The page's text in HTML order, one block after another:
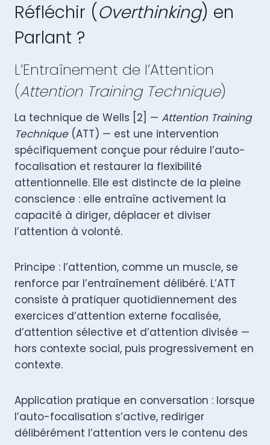
Réfléchir (Overthinking) en
Parlant ?
L’Entraînement de l’Attention
(Attention Training Technique)
La technique de Wells [2] — Attention Training
Technique(ATT) — est une intervention
spécifiquement conçue pour réduire l’auto-
focalisation et restaurer la flexibilité
attentionnelle. Elle est distincte de la pleine
conscience : elle entraîne activement la
capacité à diriger, déplacer et diviser
l’attention à volonté.
Principe : l’attention, comme un muscle, se
renforce par l’entraînement délibéré. L’ATT
consiste à pratiquer quotidiennement des
exercices d’attention externe focalisée,
d’attention sélective et d’attention divisée —
hors contexte social, puis progressivement en
contexte.
Application pratique en conversation : lorsque
l’auto-focalisation s’active, rediriger
délibérément l’attention vers le contenu des